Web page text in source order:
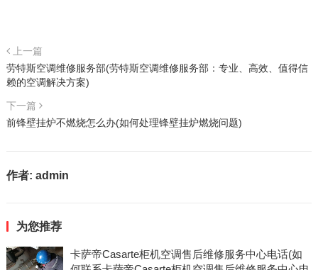
上一篇
劳特斯空调维修服务部(劳特斯空调维修服务部：专业、高效、值得信
赖的空调解决方案)
下一篇
前锋壁挂炉不燃烧怎么办(如何处理锋壁挂炉燃烧问题)
作者: admin
为您推荐
卡萨帝Casarte柜机空调售后维修服务中心电话(如